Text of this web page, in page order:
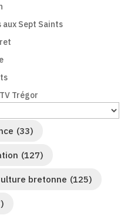
Sept Saints
Trégor
(33)
(127)
bretonne (125)